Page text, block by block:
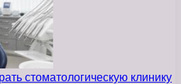
стоматологическую клинику